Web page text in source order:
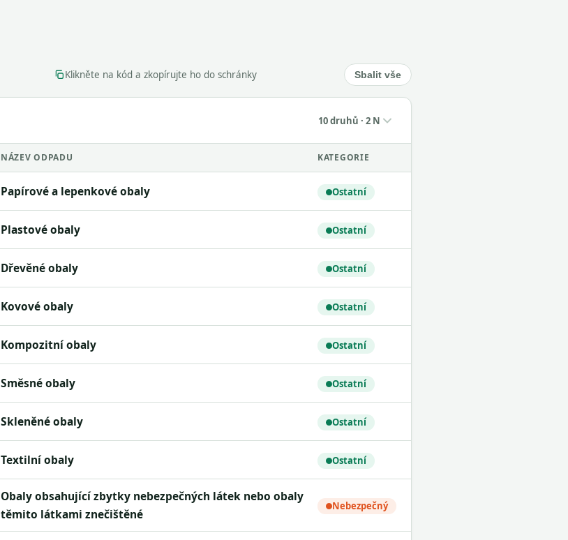
Klikněte na kód a zkopírujte ho do schránky Sbalit vše
10 druhů · 2 N
NÁZEV ODPADU KATEGORIE
Papírové a lepenkové obaly Ostatní
Plastové obaly Ostatní
Dřevěné obaly Ostatní
Kovové obaly Ostatní
Kompozitní obaly Ostatní
Směsné obaly Ostatní
Skleněné obaly Ostatní
Textilní obaly Ostatní
Obaly obsahující zbytky nebezpečných látek nebo obaly
těmito látkami znečištěné
Nebezpečný